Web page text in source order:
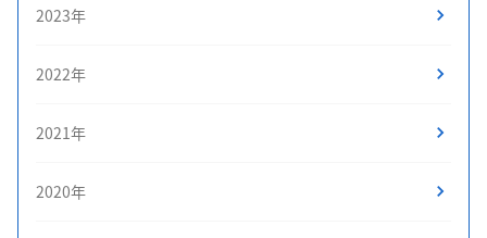
2023年
2022年
2021年
2020年